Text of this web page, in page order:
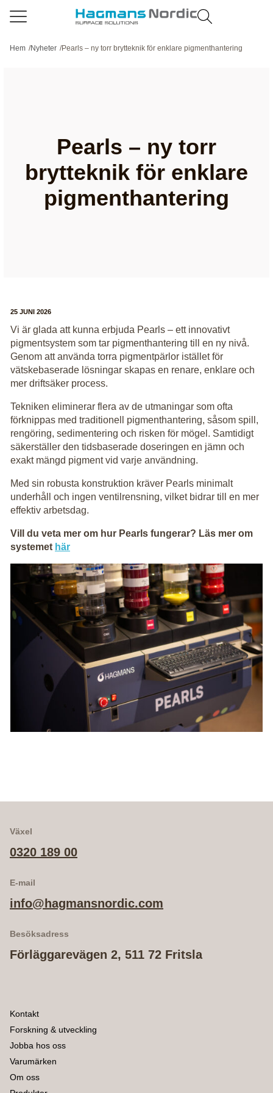
Hem /Nyheter /Pearls – ny torr brytteknik för enklare pigmenthantering
Pearls – ny torr
brytteknik för enklare
pigmenthantering
25 JUNI 2026
Vi är glada att kunna erbjuda Pearls – ett innovativt
pigmentsystem som tar pigmenthantering till en ny nivå.
Genom att använda torra pigmentpärlor istället för
vätskebaserade lösningar skapas en renare, enklare och
mer driftsäker process.
Tekniken eliminerar flera av de utmaningar som ofta
förknippas med traditionell pigmenthantering, såsom spill,
rengöring, sedimentering och risken för mögel. Samtidigt
säkerställer den tidsbaserade doseringen en jämn och
exakt mängd pigment vid varje användning.
Med sin robusta konstruktion kräver Pearls minimalt
underhåll och ingen ventilrensning, vilket bidrar till en mer
effektiv arbetsdag.
Vill du veta mer om hur Pearls fungerar? Läs mer om
systemet här
Växel
0320 189 00
E-mail
info@hagmansnordic.com
Besöksadress
Förläggarevägen 2, 511 72 Fritsla
Kontakt
Forskning & utveckling
Jobba hos oss
Varumärken
Om oss